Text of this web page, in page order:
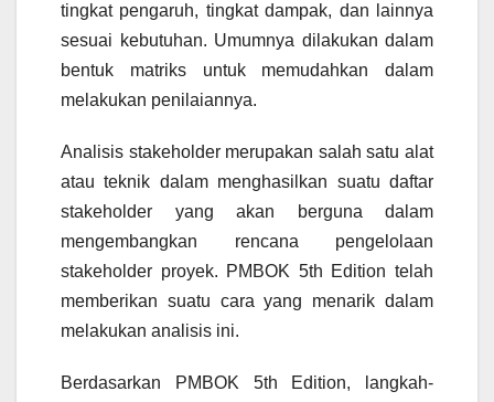
tingkat pengaruh, tingkat dampak, dan lainnya
sesuai kebutuhan. Umumnya dilakukan dalam
bentuk matriks untuk memudahkan dalam
melakukan penilaiannya.
Analisis stakeholder merupakan salah satu alat
atau teknik dalam menghasilkan suatu daftar
stakeholder yang akan berguna dalam
mengembangkan rencana pengelolaan
stakeholder proyek. PMBOK 5th Edition telah
memberikan suatu cara yang menarik dalam
melakukan analisis ini.
Berdasarkan PMBOK 5th Edition, langkah-